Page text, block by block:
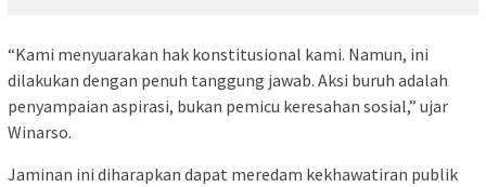
“Kami menyuarakan hak konstitusional kami. Namun, ini
dilakukan dengan penuh tanggung jawab. Aksi buruh adalah
penyampaian aspirasi, bukan pemicu keresahan sosial,” ujar
Winarso.
Jaminan ini diharapkan dapat meredam kekhawatiran publik